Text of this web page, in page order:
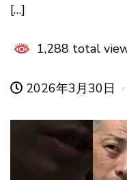
[…]
1,288 total
2026年3月30日